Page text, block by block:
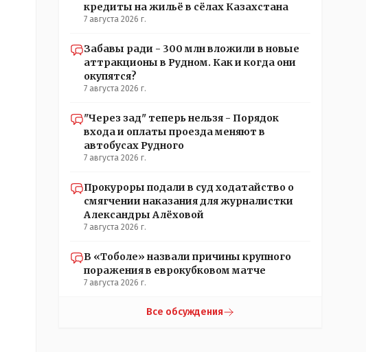
иначе?
кредиты на жильё в сёлах Казахстана
7 августа 2026 г.
Забавы ради - 300 млн вложили в новые
аттракционы в Рудном. Как и когда они
окупятся?
7 августа 2026 г.
"Через зад" теперь нельзя - Порядок
входа и оплаты проезда меняют в
автобусах Рудного
7 августа 2026 г.
Прокуроры подали в суд ходатайство о
смягчении наказания для журналистки
Александры Алёховой
7 августа 2026 г.
В «Тоболе» назвали причины крупного
поражения в еврокубковом матче
7 августа 2026 г.
Все обсуждения